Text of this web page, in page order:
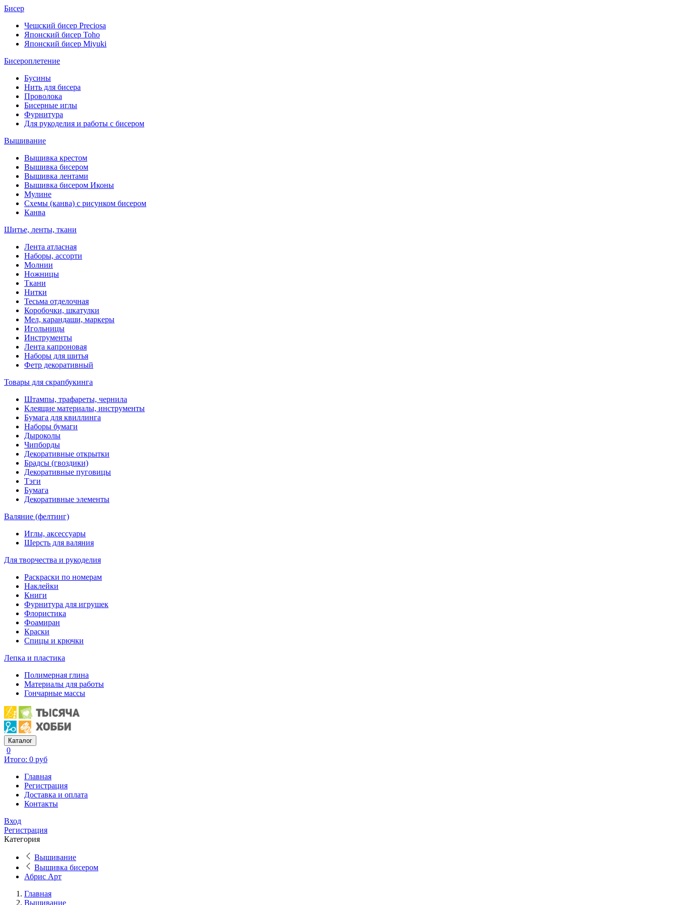
Бисер
Чешский бисер Preciosa
Японский бисер Toho
Японский бисер Miyuki
Бисероплетение
Бусины
Нить для бисера
Проволока
Бисерные иглы
Фурнитура
Для рукоделия и работы с бисером
Вышивание
Вышивка крестом
Вышивка бисером
Вышивка лентами
Вышивка бисером Иконы
Мулине
Схемы (канва) с рисунком бисером
Канва
Шитье, ленты, ткани
Лента атласная
Наборы, ассорти
Молнии
Ножницы
Ткани
Нитки
Тесьма отделочная
Коробочки, шкатулки
Мел, карандаши, маркеры
Игольницы
Инструменты
Лента капроновая
Наборы для шитья
Фетр декоративный
Товары для скрапбукинга
Штампы, трафареты, чернила
Клеящие материалы, инструменты
Бумага для квиллинга
Наборы бумаги
Дыроколы
Чипборды
Декоративные открытки
Брадсы (гвоздики)
Декоративные пуговицы
Тэги
Бумага
Декоративные элементы
Валяние (фелтинг)
Иглы, аксессуары
Шерсть для валяния
Для творчества и рукоделия
Раскраски по номерам
Наклейки
Книги
Фурнитура для игрушек
Флористика
Фоамиран
Краски
Спицы и крючки
Лепка и пластика
Полимерная глина
Материалы для работы
Гончарные массы
Каталог
0
Итого: 0 руб
Главная
Регистрация
Доставка и оплата
Контакты
Вход
Регистрация
Категория
Вышивание
Вышивка бисером
Абрис Арт
Главная
Вышивание